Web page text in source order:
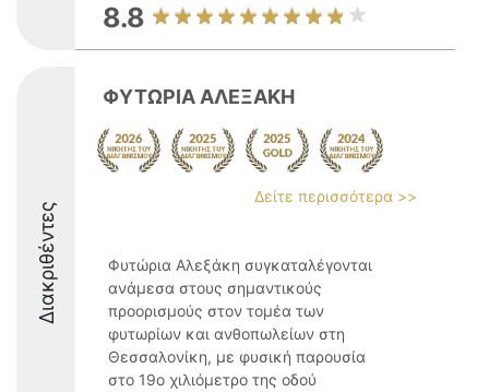
8.8
Διακριθέντες
ΦΥΤΩΡΙΑ ΑΛΕΞΑΚΗ
Δείτε περισσότερα >>
Φυτώρια Αλεξάκη συγκαταλέγονται
ανάμεσα στους σημαντικούς
προορισμούς στον τομέα των
φυτωρίων και ανθοπωλείων στη
Θεσσαλονίκη, με φυσική παρουσία
στο 19ο χιλιόμετρο της οδού